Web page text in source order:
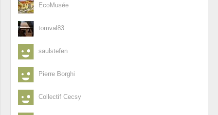
EcoMusée
tomval83
saulstefen
Pierre Borghi
Collectif Cecsy